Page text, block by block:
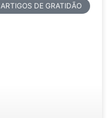
ARTIGOS DE GRATIDÃO